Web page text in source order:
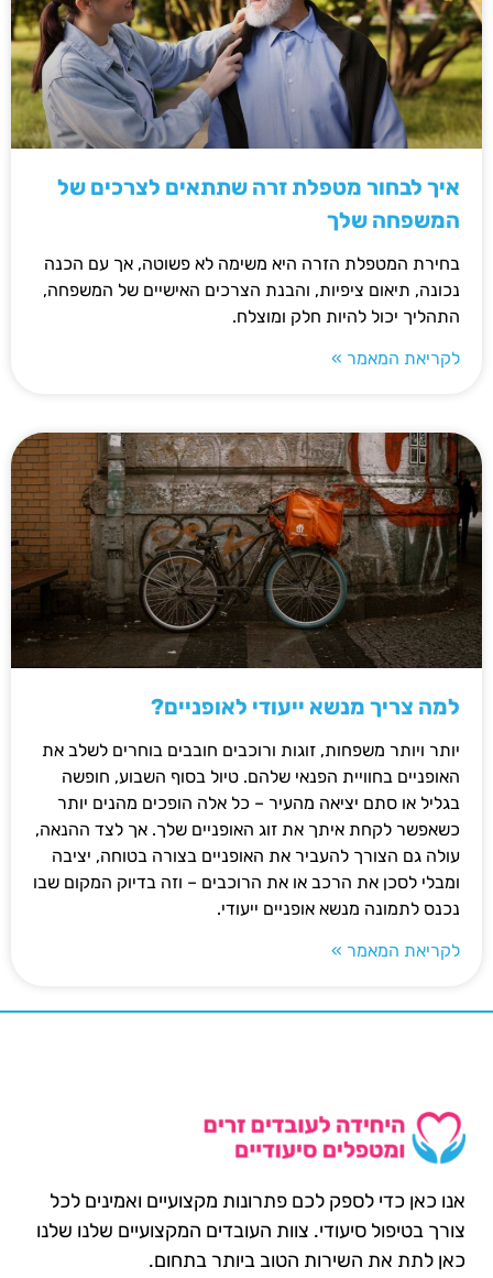
איך לבחור מטפלת זרה שתתאים לצרכים של
המשפחה שלך
בחירת המטפלת הזרה היא משימה לא פשוטה, אך עם הכנה
נכונה, תיאום ציפיות, והבנת הצרכים האישיים של המשפחה,
התהליך יכול להיות חלק ומוצלח.
לקריאת המאמר »
למה צריך מנשא ייעודי לאופניים?
יותר ויותר משפחות, זוגות ורוכבים חובבים בוחרים לשלב את
האופניים בחוויית הפנאי שלהם. טיול בסוף השבוע, חופשה
בגליל או סתם יציאה מהעיר – כל אלה הופכים מהנים יותר
כשאפשר לקחת איתך את זוג האופניים שלך. אך לצד ההנאה,
עולה גם הצורך להעביר את האופניים בצורה בטוחה, יציבה
ומבלי לסכן את הרכב או את הרוכבים – וזה בדיוק המקום שבו
נכנס לתמונה מנשא אופניים ייעודי.
לקריאת המאמר »
אנו כאן כדי לספק לכם פתרונות מקצועיים ואמינים לכל
צורך בטיפול סיעודי. צוות העובדים המקצועיים שלנו שלנו
כאן לתת את השירות הטוב ביותר בתחום.